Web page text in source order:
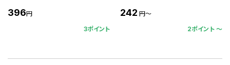
396円
3ポイント
242 円～
2ポイント 〜